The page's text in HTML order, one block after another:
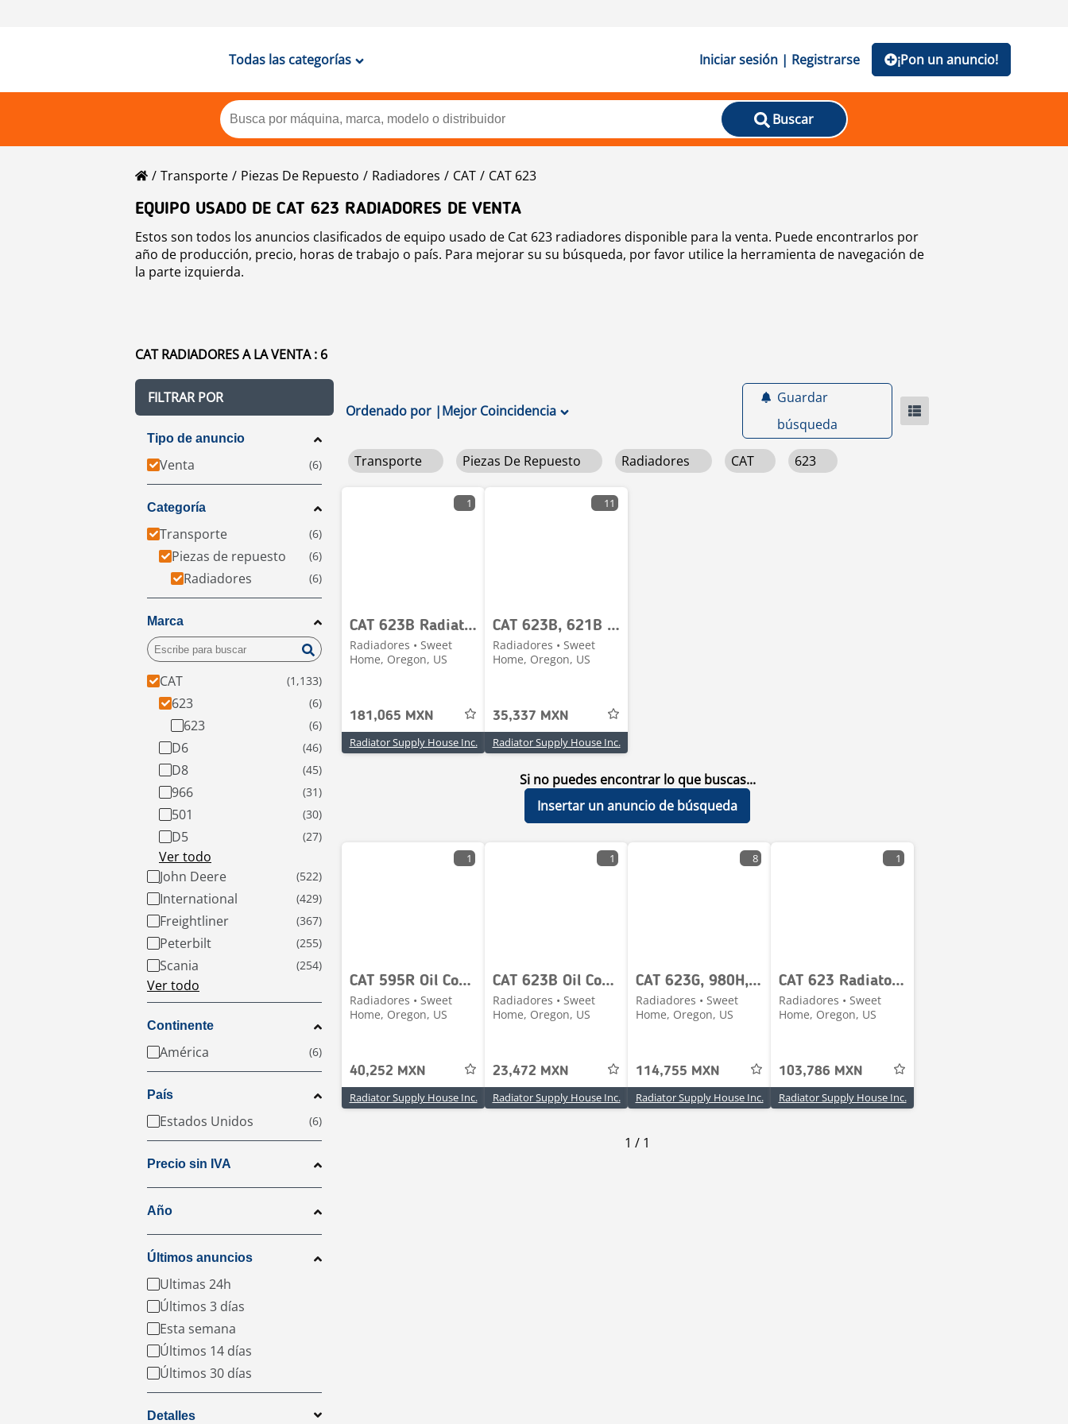
Todas las categorías Iniciar sesión | Registrarse ¡Pon un anuncio!
Buscar
Transporte Piezas De Repuesto Radiadores CAT
CAT 623
EQUIPO USADO DE CAT 623 RADIADORES DE VENTA
Estos son todos los anuncios clasificados de equipo usado de Cat 623 radiadores disponible para la venta. Puede encontrarlos por
año de producción, precio, horas de trabajo o país. Para mejorar su su búsqueda, por favor utilice la herramienta de navegación de
la parte izquierda.
CAT RADIADORES A LA VENTA : 6
FILTRAR POR
Tipo de anuncio
Venta
Categoría
Transporte
Piezas de repuesto
Radiadores
Marca
CAT
623
623
D6
D8
966
501
D5
Ver todo
John Deere
International
Freightliner
Peterbilt
Scania
Ver todo
Continente
América
País
Estados Unidos
Precio sin IVA
Año
Últimos anuncios
Ultimas 24h
Últimos 3 días
Esta semana
Últimos 14 días
Últimos 30 días
Detalles
Ordenado por |Mejor Coincidencia
Guardar
búsqueda
Transporte Piezas De Repuesto Radiadores CAT 623
1
CAT 623B Radiator # 850510
Radiadores • Sweet
Home, Oregon, US
181,065 MXN
Radiator Supply House Inc.
11
CAT 623B, 621B , 627B Oil Cooler # 850591
Radiadores • Sweet
Home, Oregon, US
35,337 MXN
Radiator Supply House Inc.
Si no puedes encontrar lo que buscas...
Insertar un anuncio de búsqueda
1
CAT 595R Oil Cooler # 850623
Radiadores • Sweet
Home, Oregon, US
40,252 MXN
Radiator Supply House Inc.
1
CAT 623B Oil Cooler # 850419
Radiadores • Sweet
Home, Oregon, US
23,472 MXN
Radiator Supply House Inc.
8
CAT 623G, 980H, 627G Radiator # 850414
Radiadores • Sweet
Home, Oregon, US
114,755 MXN
Radiator Supply House Inc.
1
CAT 623 Radiator # 850413
Radiadores • Sweet
Home, Oregon, US
103,786 MXN
Radiator Supply House Inc.
1 / 1